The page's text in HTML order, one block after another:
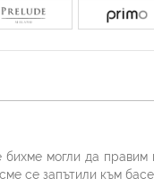
могли да
се запътили към